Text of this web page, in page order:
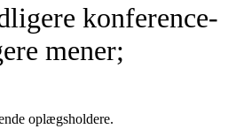
konference-
mener;
oplægsholdere.